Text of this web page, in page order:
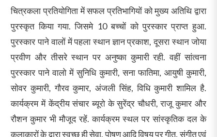
चित्रकला प्रतियोगिता में सफल प्रतिभागियों को मुख्य अतिथि द्वारा
पुरस्कृत किया गया. जिसमे 10 बच्चों को पुरस्कार प्राप्त हुआ.
पुरस्कार पाने वालों में पहला स्थान ज्ञान प्रकाश, दूसरा स्थान जोया
प्रवीण और तीसरे स्थान पर अनुष्का कुमारी रही. वहीं सांत्वना
पुरस्कार पाने वालो में सुनिधि कुमारी, सना फातिमा, आयुषी कुमारी,
सोवर कुमारी, गौरव कुमार, अंजली सिंह, विधि कुमारी शामिल है.
कार्यक्रम में केंद्रीय संचार ब्यूरो के सुरेंद्र चौधरी, राजू कुमार और
रौशन कुमार भी मौजूद रहें. कार्यक्रम स्थल पर सांस्कृतिक दल के
कलाकारों के द्वारा स्वच्छ ही सेवा, पोषण आदि विषय पर गीत, संगीत एवं